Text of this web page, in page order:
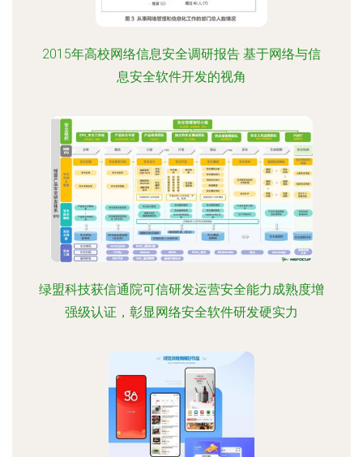
2015年高校网络信息安全调研报告 基于网络与信
息安全软件开发的视角
绿盟科技获信通院可信研发运营安全能力成熟度增
强级认证，彰显网络安全软件研发硬实力